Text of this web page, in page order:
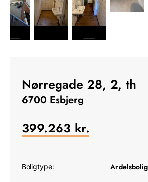
Nørregade 28, 2, th
6700 Esbjerg
399.263 kr.
Boligtype: Andelsbolig